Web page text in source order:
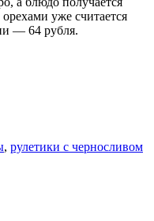
уже считается
— 64 рубля.
, рулетики с черносливом